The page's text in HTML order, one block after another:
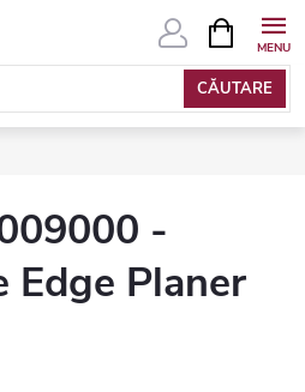
CĂUTARE
COŞ
DE
-
Edge Planer